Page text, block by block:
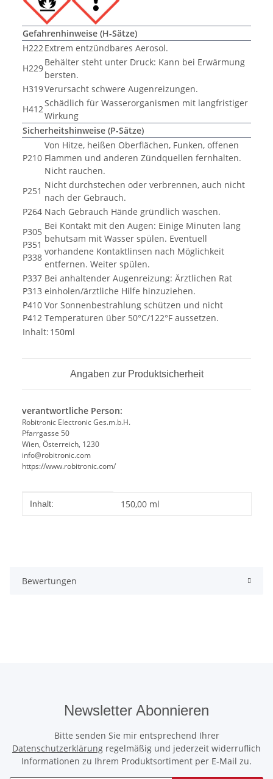
Gefahrenhinweise (H-Sätze)
H222Extrem entzündbares Aerosol.
H229
Behälter steht unter Druck: Kann bei Erwärmung
bersten.
H319Verursacht schwere Augenreizungen.
H412
Schädlich für Wasserorganismen mit langfristiger
Wirkung
Sicherheitshinweise (P-Sätze)
P210
Von Hitze, heißen Oberflächen, Funken, offenen
Flammen und anderen Zündquellen fernhalten.
Nicht rauchen.
P251
Nicht durchstechen oder verbrennen, auch nicht
nach der Gebrauch.
P264 Nach Gebrauch Hände gründlich waschen.
P305
P351
P338
Bei Kontakt mit den Augen: Einige Minuten lang
behutsam mit Wasser spülen. Eventuell
vorhandene Kontaktlinsen nach Möglichkeit
entfernen. Weiter spülen.
P337
P313
Bei anhaltender Augenreizung: Ärztlichen Rat
einholen/ärztliche Hilfe hinzuziehen.
P410
P412
Vor Sonnenbestrahlung schützen und nicht
Temperaturen über 50°C/122°F aussetzen.
Inhalt: 150ml
Angaben zur Produktsicherheit
verantwortliche Person:
Robitronic Electronic Ges.m.b.H.
Pfarrgasse 50
Wien, Österreich, 1230
info@robitronic.com
https://www.robitronic.com/
Produkteigenschaft
Wert
Inhalt: 150,00 ml
Bewertungen
Newsletter Abonnieren
Bitte senden Sie mir entsprechend Ihrer
Datenschutzerklärung regelmäßig und jederzeit widerruflich
Informationen zu Ihrem Produktsortiment per E-Mail zu.